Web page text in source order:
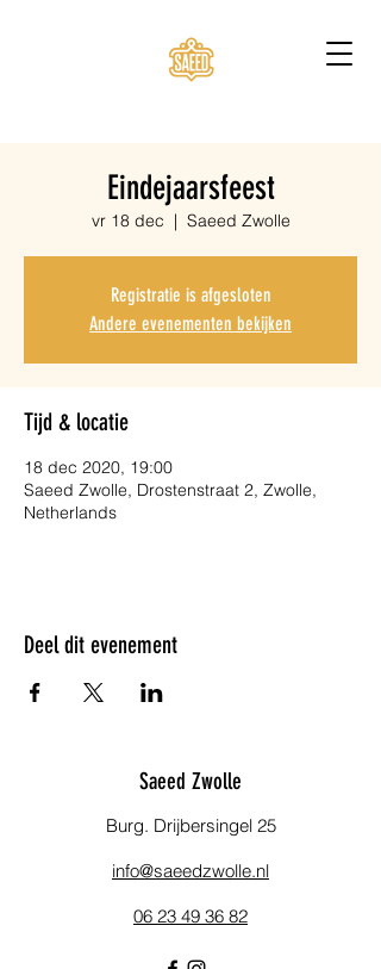
Eindejaarsfeest
vr 18 dec
  |
Saeed Zwolle
Registratie is afgesloten
Andere evenementen bekijken
Tijd & locatie
18 dec 2020, 19:00
Saeed Zwolle, Drostenstraat 2, Zwolle,
Netherlands
Deel dit evenement
Saeed Zwolle
Burg. Drijbersingel 25
info@saeedzwolle.nl
06 23 49 36 82